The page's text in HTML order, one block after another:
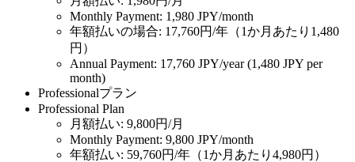
Monthly Payment: 1,980 JPY/month
年額払いの場合: 17,760円/年（1か月あたり1,480
円）
Annual Payment: 17,760 JPY/year (1,480 JPY per
month)
Professionalプラン
Professional Plan
月額払い: 9,800円/月
Monthly Payment: 9,800 JPY/month
年額払い: 59,760円/年（1か月あたり4,980円）